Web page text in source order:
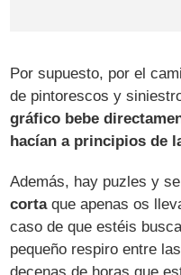
Por supuesto, por el
de pintorescos y
gráfico bebe
hacían a principios de
Además, hay puzles y
cortaque apenas os
caso de que estéis
pequeño respiro entre
decenas de horas que